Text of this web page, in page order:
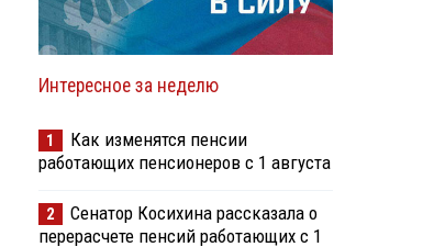
Интересное за неделю
1
Как изменятся пенсии
работающих пенсионеров с 1 августа
2
Сенатор Косихина рассказала о
перерасчете пенсий работающих с 1